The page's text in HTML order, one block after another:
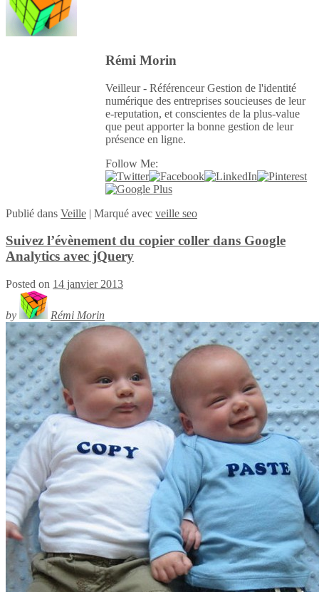
Rémi Morin
Veilleur - Référenceur Gestion de l'identité
numérique des entreprises soucieuses de leur
e-reputation, et conscientes de la plus-value
que peut apporter la bonne gestion de leur
présence en ligne.
Follow Me:
Publié dans Veille | Marqué avec veille seo
Suivez l’évènement du copier coller dans Google
Analytics avec jQuery
Posted on 14 janvier 2013
by Rémi Morin